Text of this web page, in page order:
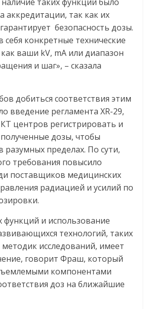
аккредитации, так как их
безопасность дозы.
себя конкретные технические
ваши kV, mA или диапазон
и шаг», – сказала
добиться соответствия этим
введение регламента XR-29,
центров регистрировать и
дозы, чтобы
разумных пределах. По сути,
требования повысило
поставщиков медицинских
радиацией и усилий по
функций и использование
технологий, таких
исследований, имеет
говорит Фраш, который
компонентами
доз на ближайшие